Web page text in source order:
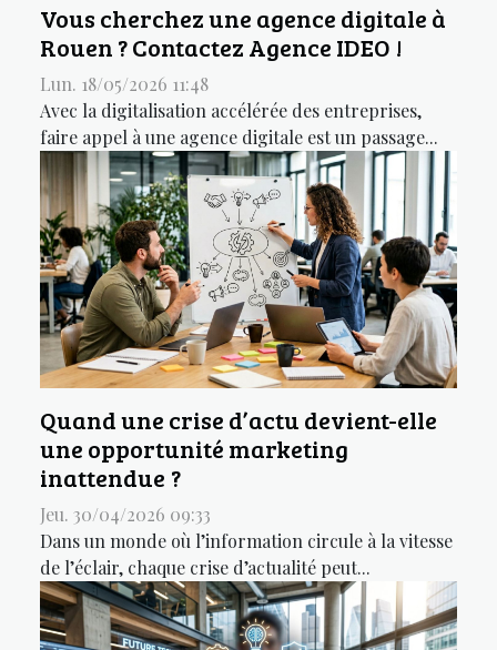
Vous cherchez une agence digitale à
Rouen ? Contactez Agence IDEO !
Lun. 18/05/2026 11:48
Avec la digitalisation accélérée des entreprises,
faire appel à une agence digitale est un passage...
Quand une crise d’actu devient-elle
une opportunité marketing
inattendue ?
Jeu. 30/04/2026 09:33
Dans un monde où l’information circule à la vitesse
de l’éclair, chaque crise d’actualité peut...